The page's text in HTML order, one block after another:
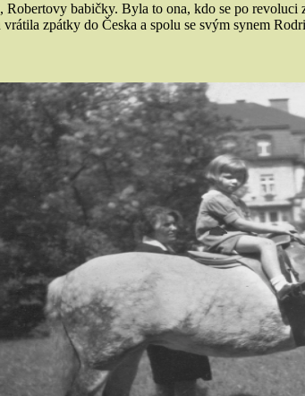
babičky. Byla to ona, kdo se po revoluci
zpátky do Česka a spolu se svým synem